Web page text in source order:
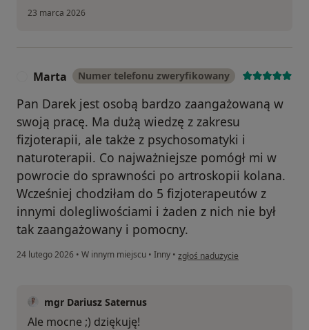
23 marca 2026
Marta Numer telefonu zweryfikowany
Pan Darek jest osobą bardzo zaangażowaną w
swoją pracę. Ma dużą wiedzę z zakresu
fizjoterapii, ale także z psychosomatyki i
naturoterapii. Co najważniejsze pomógł mi w
powrocie do sprawności po artroskopii kolana.
Wcześniej chodziłam do 5 fizjoterapeutów z
innymi dolegliwościami i żaden z nich nie był
tak zaangażowany i pomocny.
24 lutego 2026 • W innym miejscu • Inny • w opinii użytkownika Marta
zgłoś nadużycie
mgr Dariusz Saternus
Ale mocne ;) dziękuję!